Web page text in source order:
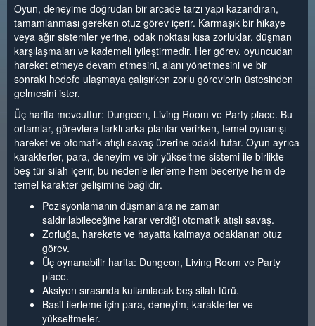
Oyun, deneyime doğrudan bir arcade tarzı yapı kazandıran,
tamamlanması gereken otuz görev içerir. Karmaşık bir hikaye
veya ağır sistemler yerine, odak noktası kısa zorluklar, düşman
karşılaşmaları ve kademeli iyileştirmedir. Her görev, oyuncudan
hareket etmeye devam etmesini, alanı yönetmesini ve bir
sonraki hedefe ulaşmaya çalışırken zorlu görevlerin üstesinden
gelmesini ister.
Üç harita mevcuttur: Dungeon, Living Room ve Party place. Bu
ortamlar, görevlere farklı arka planlar verirken, temel oynanışı
hareket ve otomatik atışlı savaş üzerine odaklı tutar. Oyun ayrıca
karakterler, para, deneyim ve bir yükseltme sistemi ile birlikte
beş tür silah içerir, bu nedenle ilerleme hem beceriye hem de
temel karakter gelişimine bağlıdır.
Pozisyonlamanın düşmanlara ne zaman
saldırılabileceğine karar verdiği otomatik atışlı savaş.
Zorluğa, harekete ve hayatta kalmaya odaklanan otuz
görev.
Üç oynanabilir harita: Dungeon, Living Room ve Party
place.
Aksiyon sırasında kullanılacak beş silah türü.
Basit ilerleme için para, deneyim, karakterler ve
yükseltmeler.